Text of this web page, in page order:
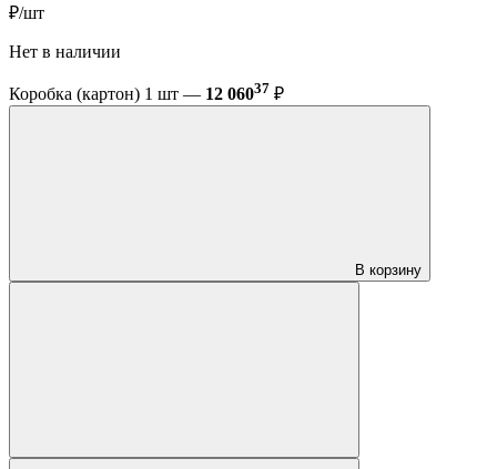
₽/шт
Нет в наличии
Коробка (картон) 1 шт — 12 06037 ₽
В корзину